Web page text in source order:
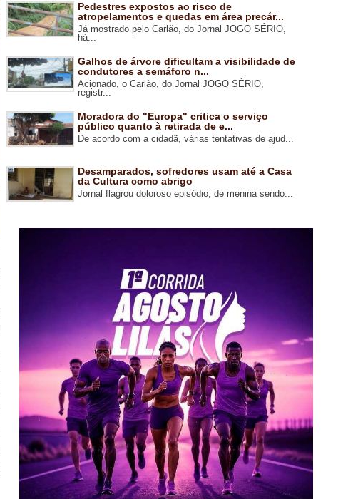
Pedestres expostos ao risco de
atropelamentos e quedas em área precár...
Já mostrado pelo Carlão, do Jornal JOGO SÉRIO,
há...
Galhos de árvore dificultam a visibilidade de
condutores a semáforo n...
Acionado, o Carlão, do Jornal JOGO SÉRIO,
registr...
Moradora do "Europa" critica o serviço
público quanto à retirada de e...
De acordo com a cidadã, várias tentativas de ajud...
Desamparados, sofredores usam até a Casa
da Cultura como abrigo
Jornal flagrou doloroso episódio, de menina sendo...